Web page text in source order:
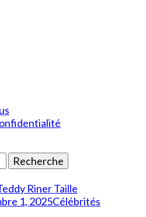
Riner Taille
1, 2025Célébrités